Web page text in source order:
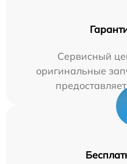
Сервисный
оригинальные